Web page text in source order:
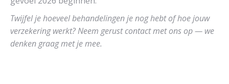
Twijfel je hoeveel behandelingen je nog hebt of hoe jouw
verzekering werkt? Neem gerust contact met ons op — we
denken graag met je mee.